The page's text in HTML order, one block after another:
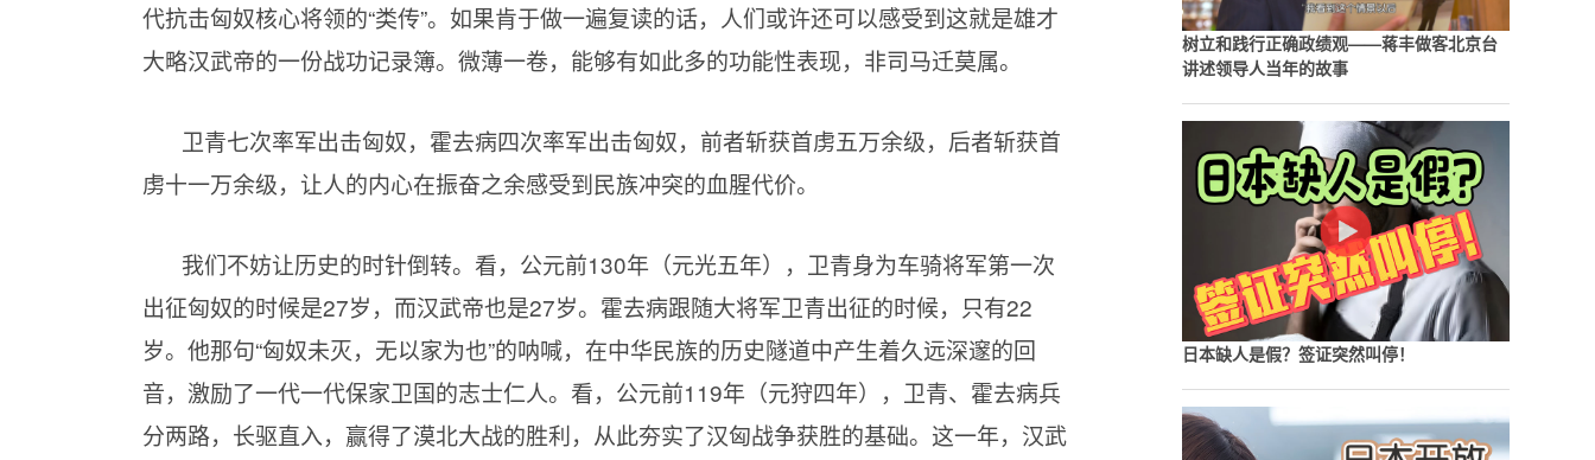
代抗击匈奴核心将领的“类传”。如果肯于做一遍复读的话，人们或许还可以感受到这就是雄才
大略汉武帝的一份战功记录簿。微薄一卷，能够有如此多的功能性表现，非司马迁莫属。
卫青七次率军出击匈奴，霍去病四次率军出击匈奴，前者斩获首虏五万余级，后者斩获首
虏十一万余级，让人的内心在振奋之余感受到民族冲突的血腥代价。
我们不妨让历史的时针倒转。看，公元前130年（元光五年），卫青身为车骑将军第一次
出征匈奴的时候是27岁，而汉武帝也是27岁。霍去病跟随大将军卫青出征的时候，只有22
岁。他那句“匈奴未灭，无以家为也”的呐喊，在中华民族的历史隧道中产生着久远深邃的回
音，激励了一代一代保家卫国的志士仁人。看，公元前119年（元狩四年），卫青、霍去病兵
分两路，长驱直入，赢得了漠北大战的胜利，从此夯实了汉匈战争获胜的基础。这一年，汉武
树立和践行正确政绩观——蒋丰做客北京台
讲述领导人当年的故事
日本缺人是假？签证突然叫停！